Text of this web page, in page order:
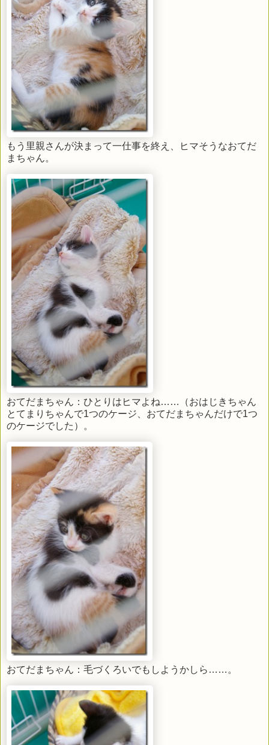
もう里親さんが決まって一仕事を終え、ヒマそうなおてだ
まちゃん。
おてだまちゃん：ひとりはヒマよね……（おはじきちゃん
とてまりちゃんで1つのケージ、おてだまちゃんだけで1つ
のケージでした）。
おてだまちゃん：毛づくろいでもしようかしら……。